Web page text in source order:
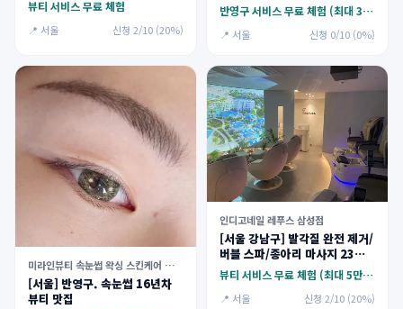
뷰티 서비스 무료 체험
📍 서울 신청 2/10 (20%)
반영구 서비스 무료 체험 (최대 30만원)
📍 서울 신청 0/10 (0%)
미라인뷰티 속눈썹 왁싱 스킨케어 가산점
[서울] 반영구. 속눈썹 16년차
뷰티 맛집
인디고네일 레푸스 삼성점
[서울 강남구] 발각질 완전 제거/
버블 스파/종아리 마사지 23만
원 상당 (대리체험가능) 체험단
모집
뷰티 서비스 무료 체험 (최대 5만원)
📍 서울 신청 2/10 (20%)